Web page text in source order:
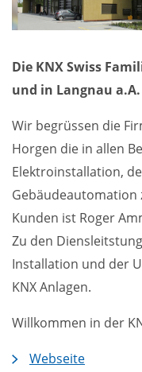
Die KNX Swiss
und in Langnau a.A.
Wir begrüssen die
Horgen die in allen
Elektroinstallation,
Gebäudeautomation
Kunden ist Roger
Zu den
Installation und der
KNX Anlagen.
Willkommen in der
Webseite